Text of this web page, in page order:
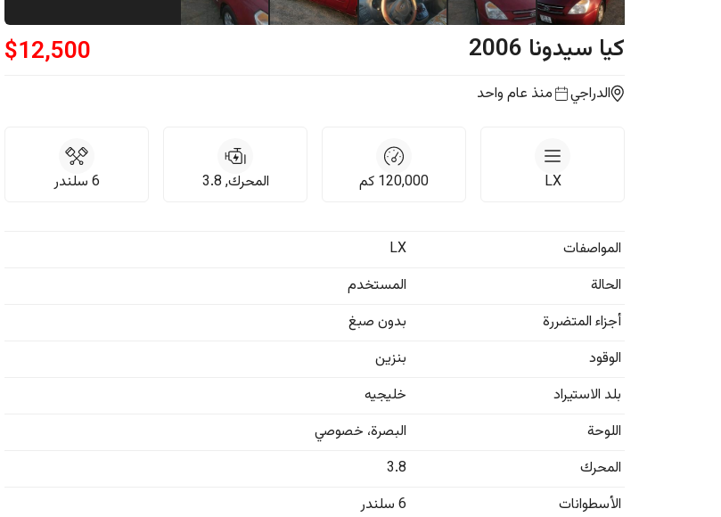
كيا سيدونا 2006
$12,500
الدراجي منذ عام واحد
LX
120,000 كم المحرك, 3.8 6 سلندر
المواصفات
LX
الحالة
المستخدم
أجزاء المتضررة
بدون صبغ
الوقود
بنزين
بلد الاستيراد
خليجيه
اللوحة
البصرة، خصوصي
المحرك
3.8
الأسطوانات
6 سلندر